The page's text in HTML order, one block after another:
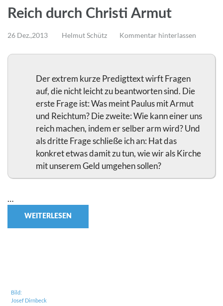
Reich durch Christi Armut
26 Dez.,2013 Helmut Schütz Kommentar hinterlassen
Der extrem kurze Predigttext wirft Fragen
auf, die nicht leicht zu beantworten sind. Die
erste Frage ist: Was meint Paulus mit Armut
und Reichtum? Die zweite: Wie kann einer uns
reich machen, indem er selber arm wird? Und
als dritte Frage schließe ich an: Hat das
konkret etwas damit zu tun, wie wir als Kirche
mit unserem Geld umgehen sollen?
…
WEITERLESEN
Bild:
Josef Dirnbeck